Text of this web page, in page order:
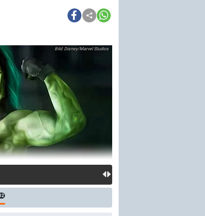
Disney/Marvel Studios